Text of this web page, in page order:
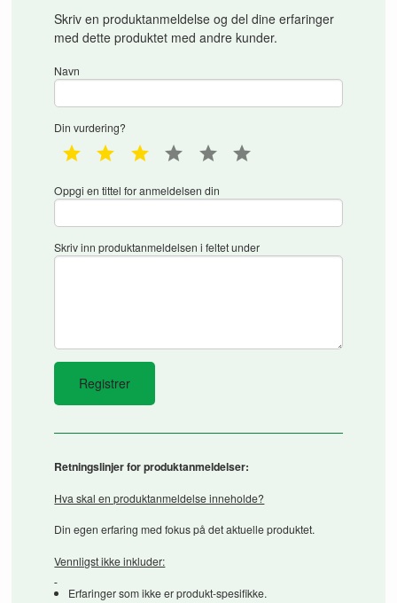
Skriv en produktanmeldelse og del dine erfaringer
med dette produktet med andre kunder.
Navn
Din vurdering?
1 star 2 star 3 star 4 star 5 star
Oppgi en tittel for anmeldelsen din
Skriv inn produktanmeldelsen i feltet under
Retningslinjer for produktanmeldelser:
Hva skal en produktanmeldelse inneholde?
Din egen erfaring med fokus på det aktuelle produktet.
Vennligst ikke inkluder:
Erfaringer som ikke er produkt-spesifikke.